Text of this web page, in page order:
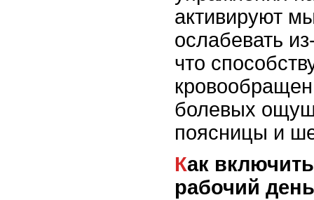
активируют
ослабевать
что
болевых
поясницы и
Как включить растяжку в
рабочий день